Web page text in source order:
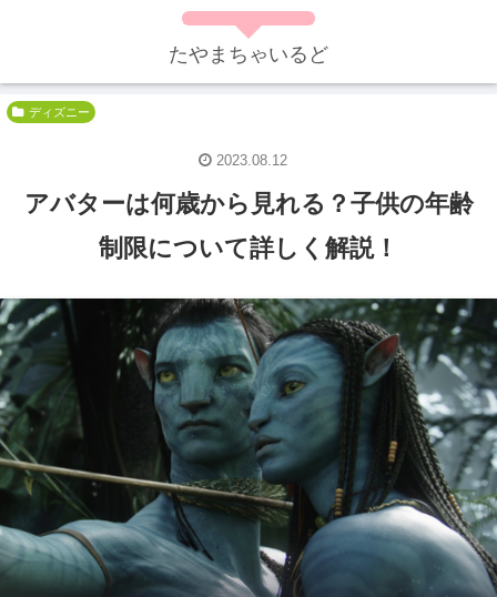
たやまちゃいるど
ディズニー
アバターは何歳から見れる？子供の年齢
制限について詳しく解説！
2023.08.12